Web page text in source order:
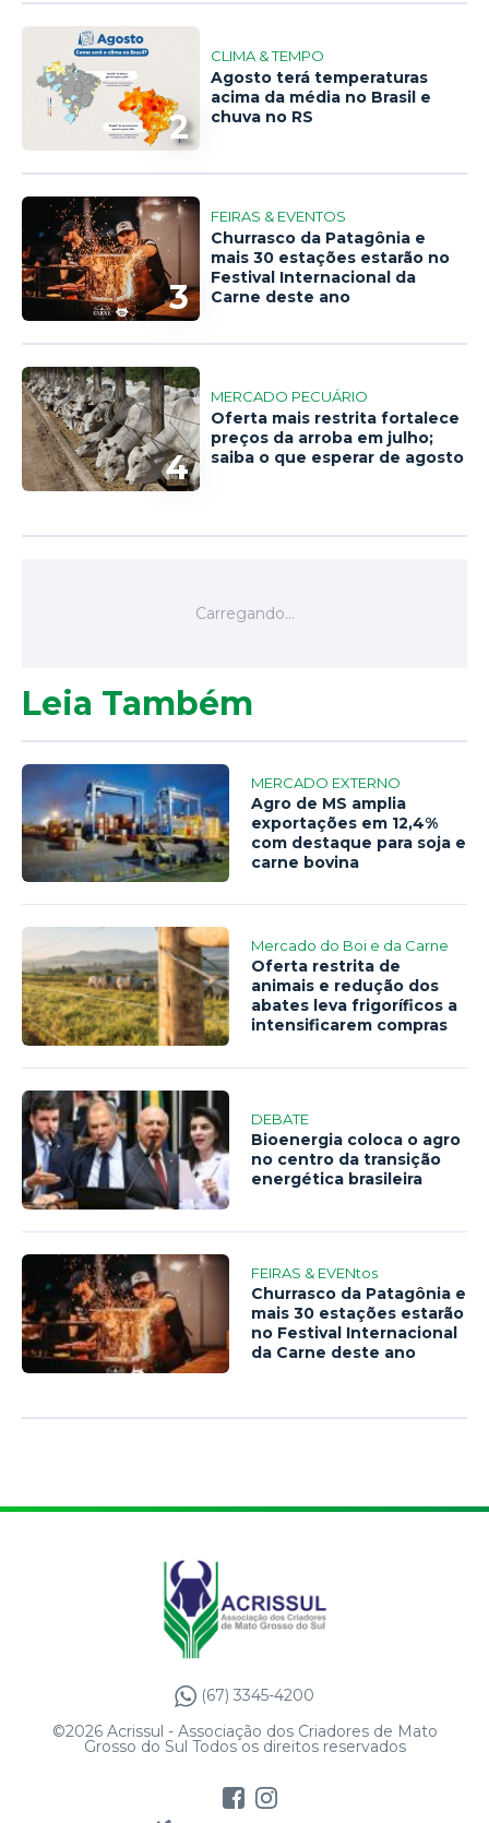
2
CLIMA & TEMPO
Agosto terá temperaturas
acima da média no Brasil e
chuva no RS
3
FEIRAS & EVENTOS
Churrasco da Patagônia e
mais 30 estações estarão no
Festival Internacional da
Carne deste ano
4
MERCADO PECUÁRIO
Oferta mais restrita fortalece
preços da arroba em julho;
saiba o que esperar de agosto
Leia Também
MERCADO EXTERNO
Agro de MS amplia
exportações em 12,4%
com destaque para soja e
carne bovina
Mercado do Boi e da Carne
Oferta restrita de
animais e redução dos
abates leva frigoríficos a
intensificarem compras
DEBATE
Bioenergia coloca o agro
no centro da transição
energética brasileira
FEIRAS & EVENtos
Churrasco da Patagônia e
mais 30 estações estarão
no Festival Internacional
da Carne deste ano
(67) 3345-4200
©2026 Acrissul - Associação dos Criadores de Mato
Grosso do Sul Todos os direitos reservados